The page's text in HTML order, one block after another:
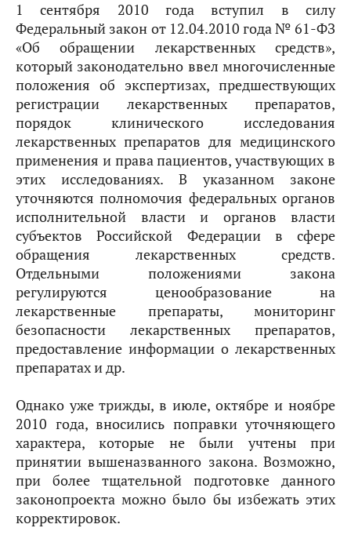
1 сентября 2010 года вступил в силу
Федеральный закон от 12.04.2010 года № 61-ФЗ
«Об обращении лекарственных средств»,
который законодательно ввел многочисленные
положения об экспертизах, предшествующих
регистрации лекарственных препаратов,
порядок клинического исследования
лекарственных препаратов для медицинского
применения и права пациентов, участвующих в
этих исследованиях. В указанном законе
уточняются полномочия федеральных органов
исполнительной власти и органов власти
субъектов Российской Федерации в сфере
обращения лекарственных средств.
Отдельными положениями закона
регулируются ценообразование на
лекарственные препараты, мониторинг
безопасности лекарственных препаратов,
предоставление информации о лекарственных
препаратах и др.
Однако уже трижды, в июле, октябре и ноябре
2010 года, вносились поправки уточняющего
характера, которые не были учтены при
принятии вышеназванного закона. Возможно,
при более тщательной подготовке данного
законопроекта можно было бы избежать этих
корректировок.